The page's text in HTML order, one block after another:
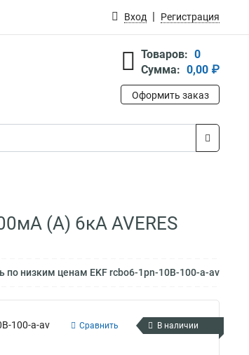
Вход Регистрация
Товаров: 0
Сумма: 0,00 ₽
Оформить заказ
(A) 6кА AVERES
по низким ценам EKF rcbo6-1pn-10B-100-a-av
100-a-av Сравнить В наличии